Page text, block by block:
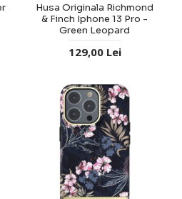
Husa Originala Richmond
& Finch Iphone 13 Pro -
Green Leopard
129,00 Lei